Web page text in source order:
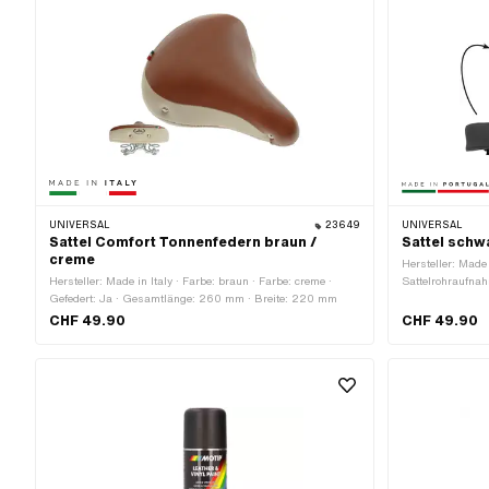
UNIVERSAL 23649
Sattel Comfort Tonnenfedern braun /
creme
Hersteller: Made in Italy · Farbe: braun · Farbe: creme ·
Gefedert: Ja · Gesamtlänge: 260 mm · Breite: 220 mm
CHF 49.90
UNIVERSAL
Sattel
Hersteller:
· Anzahl
CHF 49.90